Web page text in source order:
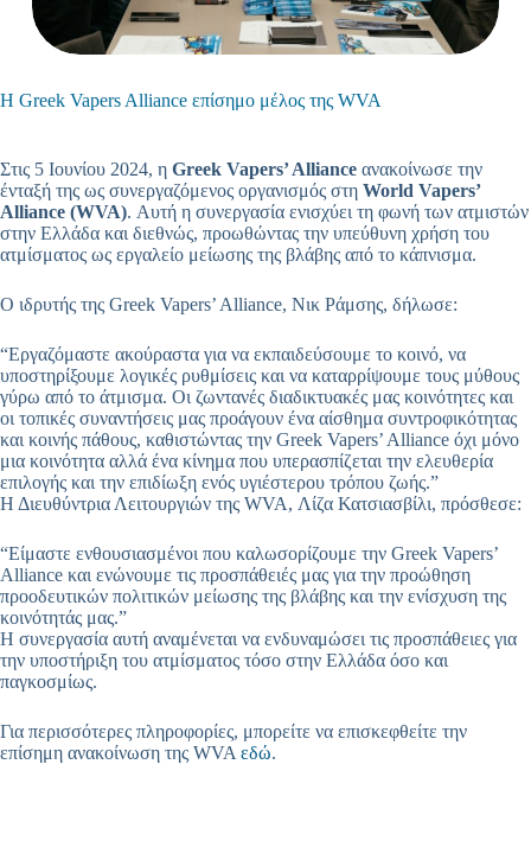
Η Greek Vapers Alliance επίσημο μέλος της WVA
Στις 5 Ιουνίου 2024, η Greek Vapers’ Alliance ανακοίνωσε την
ένταξή της ως συνεργαζόμενος οργανισμός στη World Vapers’
Alliance (WVA). Αυτή η συνεργασία ενισχύει τη φωνή των ατμιστών
στην Ελλάδα και διεθνώς, προωθώντας την υπεύθυνη χρήση του
ατμίσματος ως εργαλείο μείωσης της βλάβης από το κάπνισμα.
Ο ιδρυτής της Greek Vapers’ Alliance, Νικ Ράμσης, δήλωσε:
“Εργαζόμαστε ακούραστα για να εκπαιδεύσουμε το κοινό, να
υποστηρίξουμε λογικές ρυθμίσεις και να καταρρίψουμε τους μύθους
γύρω από το άτμισμα. Οι ζωντανές διαδικτυακές μας κοινότητες και
οι τοπικές συναντήσεις μας προάγουν ένα αίσθημα συντροφικότητας
και κοινής πάθους, καθιστώντας την Greek Vapers’ Alliance όχι μόνο
μια κοινότητα αλλά ένα κίνημα που υπερασπίζεται την ελευθερία
επιλογής και την επιδίωξη ενός υγιέστερου τρόπου ζωής.”
Η Διευθύντρια Λειτουργιών της WVA, Λίζα Κατσιασβίλι, πρόσθεσε:
“Είμαστε ενθουσιασμένοι που καλωσορίζουμε την Greek Vapers’
Alliance και ενώνουμε τις προσπάθειές μας για την προώθηση
προοδευτικών πολιτικών μείωσης της βλάβης και την ενίσχυση της
κοινότητάς μας.”
Η συνεργασία αυτή αναμένεται να ενδυναμώσει τις προσπάθειες για
την υποστήριξη του ατμίσματος τόσο στην Ελλάδα όσο και
παγκοσμίως.
Για περισσότερες πληροφορίες, μπορείτε να επισκεφθείτε την
επίσημη ανακοίνωση της WVA εδώ.